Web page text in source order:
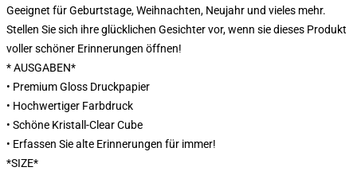
Geeignet für Geburtstage, Weihnachten, Neujahr und vieles mehr.
Stellen Sie sich ihre glücklichen Gesichter vor, wenn sie dieses Produkt
voller schöner Erinnerungen öffnen!
* AUSGABEN*
• Premium Gloss Druckpapier
• Hochwertiger Farbdruck
• Schöne Kristall-Clear Cube
• Erfassen Sie alte Erinnerungen für immer!
*SIZE*